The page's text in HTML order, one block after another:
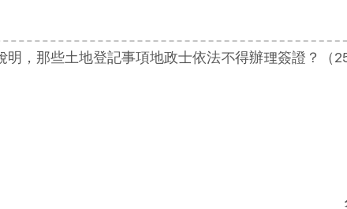
，那些土地登記事項地政士依法不得辦理簽證？（25